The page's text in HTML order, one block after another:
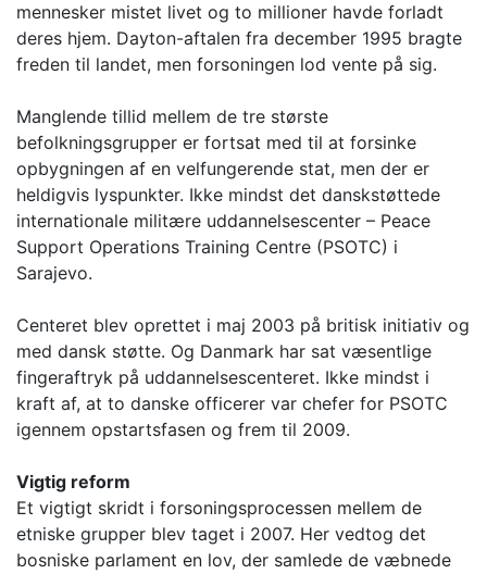
mennesker mistet livet og to millioner havde forladt
deres hjem. Dayton-aftalen fra december 1995 bragte
freden til landet, men forsoningen lod vente på sig.
Manglende tillid mellem de tre største
befolkningsgrupper er fortsat med til at forsinke
opbygningen af en velfungerende stat, men der er
heldigvis lyspunkter. Ikke mindst det danskstøttede
internationale militære uddannelsescenter – Peace
Support Operations Training Centre (PSOTC) i
Sarajevo.
Centeret blev oprettet i maj 2003 på britisk initiativ og
med dansk støtte. Og Danmark har sat væsentlige
fingeraftryk på uddannelsescenteret. Ikke mindst i
kraft af, at to danske officerer var chefer for PSOTC
igennem opstartsfasen og frem til 2009.
Vigtig reform
Et vigtigt skridt i forsoningsprocessen mellem de
etniske grupper blev taget i 2007. Her vedtog det
bosniske parlament en lov, der samlede de væbnede